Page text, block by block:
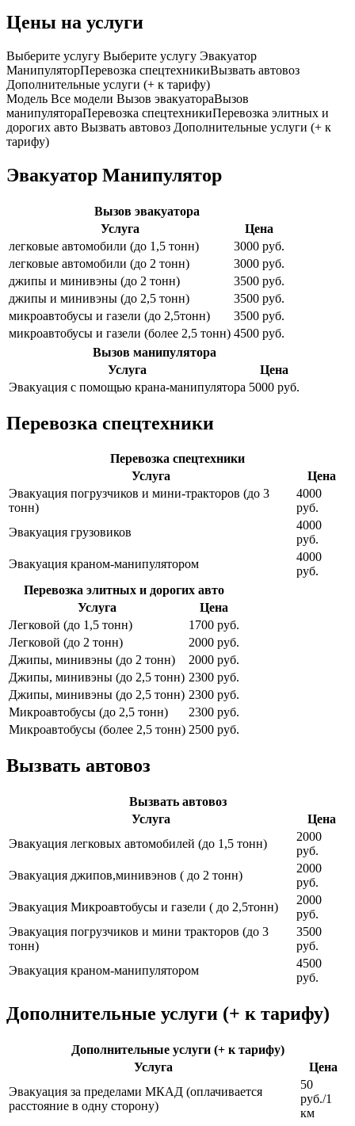
Цены на услуги
Выберите услугу Выберите услугу Эвакуатор
МанипуляторПеревозка спецтехникиВызвать автовоз
Дополнительные услуги (+ к тарифу)
Модель Все модели Вызов эвакуатораВызов
манипулятораПеревозка спецтехникиПеревозка элитных и
дорогих авто Вызвать автовоз Дополнительные услуги (+ к
тарифу)
Эвакуатор Манипулятор
Вызов эвакуатора
Услуга
Цена
легковые автомобили (до 1,5 тонн)
3000 руб.
легковые автомобили (до 2 тонн)
3000 руб.
джипы и минивэны (до 2 тонн)
3500 руб.
джипы и минивэны (до 2,5 тонн)
3500 руб.
микроавтобусы и газели (до 2,5тонн)
3500 руб.
микроавтобусы и газели (более 2,5 тонн) 4500 руб.
Вызов манипулятора
Услуга
Цена
Эвакуация с помощью крана-манипулятора 5000 руб.
Перевозка спецтехники
Перевозка спецтехники
Услуга
Цена
Эвакуация погрузчиков и мини-тракторов (до 3
тонн)
4000
руб.
Эвакуация грузовиков
4000
руб.
Эвакуация краном-манипулятором
4000
руб.
Перевозка элитных и дорогих авто
Услуга
Цена
Легковой (до 1,5 тонн)
1700 руб.
Легковой (до 2 тонн)
2000 руб.
Джипы, минивэны (до 2 тонн)
2000 руб.
Джипы, минивэны (до 2,5 тонн) 2300 руб.
Джипы, минивэны (до 2,5 тонн) 2300 руб.
Микроавтобусы (до 2,5 тонн)
2300 руб.
Микроавтобусы (более 2,5 тонн) 2500 руб.
Вызвать автовоз
Вызвать автовоз
Услуга
Цена
Эвакуация легковых автомобилей (до 1,5 тонн)
2000
руб.
Эвакуация джипов,минивэнов ( до 2 тонн)
2000
руб.
Эвакуация Микроавтобусы и газели ( до 2,5тонн)
2000
руб.
Эвакуация погрузчиков и мини тракторов (до 3
тонн)
3500
руб.
Эвакуация краном-манипулятором
4500
руб.
Дополнительные услуги (+ к тарифу)
Дополнительные услуги (+ к тарифу)
Услуга
Цена
Эвакуация за пределами МКАД (оплачивается
расстояние в одну сторону)
50
руб./1
км